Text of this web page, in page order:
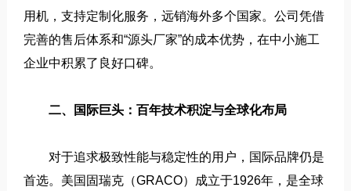
用机，支持定制化服务，远销海外多个国家。公司凭借
完善的售后体系和“源头厂家”的成本优势，在中小施工
企业中积累了良好口碑。
二、国际巨头：百年技术积淀与全球化布局
对于追求极致性能与稳定性的用户，国际品牌仍是
首选。美国固瑞克（GRACO）成立于1926年，是全球